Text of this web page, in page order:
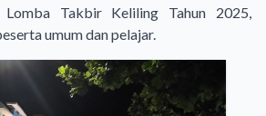
Lomba Takbir Keliling Tahun 2025,
umum dan pelajar.